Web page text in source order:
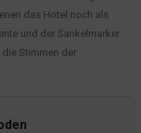
das Hotel noch als
und der Sankelmarker
die Stimmen der
Seeblick